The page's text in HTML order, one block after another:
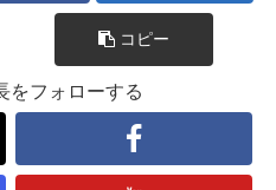
コピー
をフォローする